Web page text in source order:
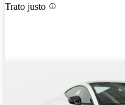
Trato justo